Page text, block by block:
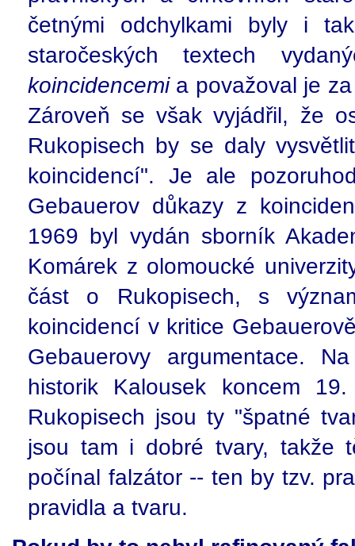
četnými odchylkami byly i
staročeských textech
koincidencemia považoval je
Zároveň se však vyjádřil, že
Rukopisech by se daly
koincidencí". Je ale
Gebauerov důkazy z
1969 byl vydán sborník
Komárek z olomoucké
část o Rukopisech, s
koincidencí v kritice
Gebauerovy argumentace.
historik Kalousek koncem
Rukopisech jsou ty "špatné
jsou tam i dobré tvary, takže
počínal falzátor -- ten by tzv.
pravidla a tvaru.